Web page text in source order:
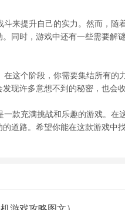
来提升自己的实力。然而，随
同时，游戏中还有一些需要解
这个阶段，你需要集结所有的
现许多意想不到的秘密，也会
款充满挑战和乐趣的游戏。在
道路。希望你能在这款游戏中